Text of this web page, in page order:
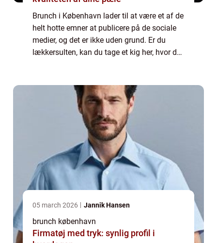
Brunch i København lader til at være et af de
helt hotte emner at publicere på de sociale
medier, og det er ikke uden grund. Er du
lækkersulten, kan du tage et kig her, hvor du
https://brunchkøbenhavn.dk/....
05 march 2026 Jannik Hansen
brunch københavn
Firmatøj med tryk: synlig profil i